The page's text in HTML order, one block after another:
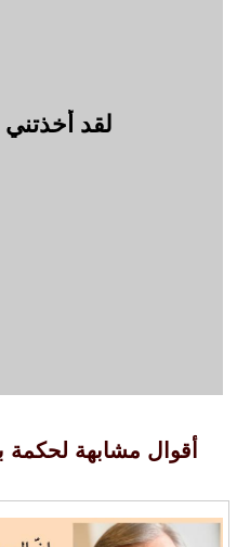
لقد
أقوال مشابهة لحكمة